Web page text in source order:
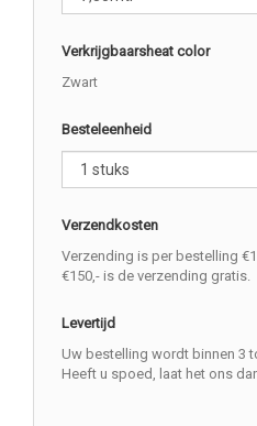
Verkrijgbaarsheat color
Zwart
Besteleenheid
Verzendkosten
Verzending is per bestelling
€150,- is de verzending gratis.
Levertijd
Uw bestelling wordt binnen 3
Heeft u spoed, laat het ons